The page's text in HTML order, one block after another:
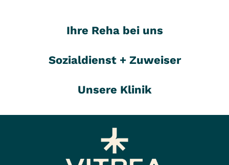
Ihre Reha bei uns
Sozialdienst + Zuweiser
Unsere Klinik